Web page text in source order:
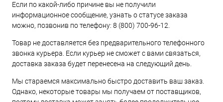
Если по какой-либо причине вы не получили
информационное сообщение, узнать о статусе заказа
можно, позвонив по телефону: 8 (800) 700-96-12.
Товар не доставляется без предварительного телефонного
звонка курьера. Если курьер не сможет с вами связаться,
доставка заказа будет перенесена на следующий день.
Мы стараемся максимально быстро доставить ваш заказ.
Однако, некоторые товары мы получаем от поставщиков,